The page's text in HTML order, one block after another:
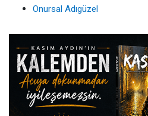
Onursal Adıgüzel